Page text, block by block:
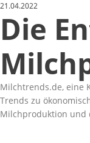
21.04.2022
Die
Milchtrends.de, eine
Trends zu
Milchproduktion und